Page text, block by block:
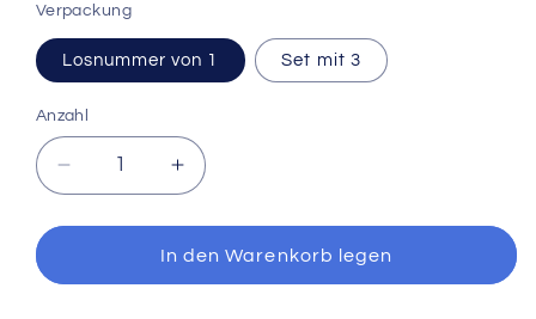
Verpackung
Losnummer von 1 Set mit 3
Anzahl
Verringere
die
Menge
Slip
Erhöhe
die
Menge
für
Slip
In den Warenkorb legen